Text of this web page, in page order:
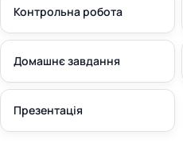
Контрольна робота
Домашнє завдання
Презентація